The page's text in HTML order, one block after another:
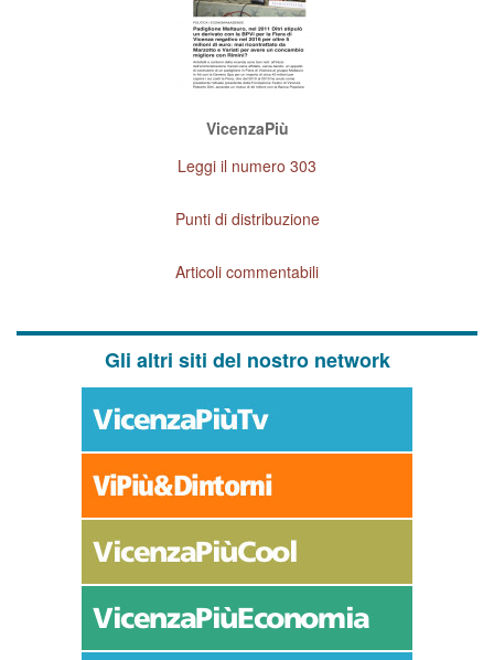
VicenzaPiù
Leggi il numero 303
Punti di distribuzione
Articoli commentabili
Gli altri siti del nostro network